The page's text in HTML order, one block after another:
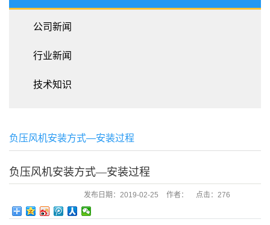
公司新闻
行业新闻
技术知识
负压风机安装方式—安装过程
负压风机安装方式—安装过程
发布日期： 2019-02-25 作者： 点击： 276